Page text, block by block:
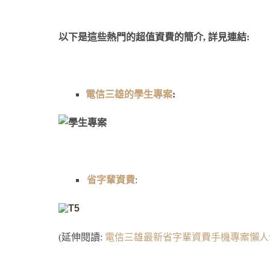
以下是這些熱門的超值資費的簡介, 詳見連結:
電信三雄的學生專案:
省字輩資費:
(延伸閱讀: 電信三雄最新省字輩資費手機專案懶